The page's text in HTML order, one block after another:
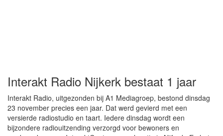
Interakt Radio Nijkerk bestaat 1 jaar
Interakt Radio, uitgezonden bij A1 Mediagroep, bestond dinsdag
23 november precies een jaar. Dat werd gevierd met een
versierde radiostudio en taart. Iedere dinsdag wordt een
bijzondere radiouitzending verzorgd voor bewoners en